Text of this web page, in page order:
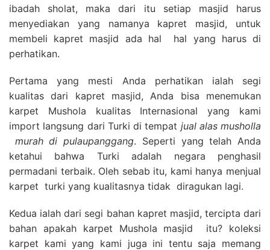
ibadah sholat, maka dari itu setiap masjid harus
menyediakan yang namanya kapret masjid, untuk
membeli kapret masjid ada hal hal yang harus di
perhatikan.
Pertama yang mesti Anda perhatikan ialah segi
kualitas dari kapret masjid, Anda bisa menemukan
karpet Mushola kualitas Internasional yang kami
import langsung dari Turki di tempat jual alas musholla
murah di pulaupanggang. Seperti yang telah Anda
ketahui bahwa Turki adalah negara penghasil
permadani terbaik. Oleh sebab itu, kami hanya menjual
karpet turki yang kualitasnya tidak diragukan lagi.
Kedua ialah dari segi bahan kapret masjid, tercipta dari
bahan apakah karpet Mushola masjid itu? koleksi
karpet kami yang kami juga ini tentu saja memang